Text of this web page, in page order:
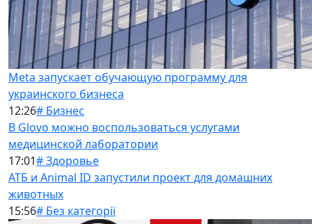
Meta запускает обучающую программу для
украинского бизнеса
12:26# Бизнес
В Glovo можно воспользоваться услугами
медицинской лаборатории
17:01# Здоровье
АТБ и Animal ID запустили проект для домашних
животных
15:56# Без категорії